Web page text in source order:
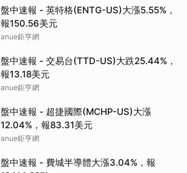
盤中速報 - 英特格(ENTG-US)大漲5.55%，
報150.56美元
anue鉅亨網
盤中速報 - 交易台(TTD-US)大跌25.44%，
報13.18美元
anue鉅亨網
盤中速報 - 超捷國際(MCHP-US)大漲
12.04%，報83.31美元
anue鉅亨網
盤中速報 - 費城半導體大漲3.04%，報